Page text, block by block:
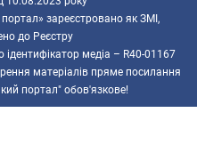
зареєстровано як ЗМІ,
до Реєстру
ідентифікатор медіа – R40-01167
матеріалів пряме посилання
портал" обов'язкове!